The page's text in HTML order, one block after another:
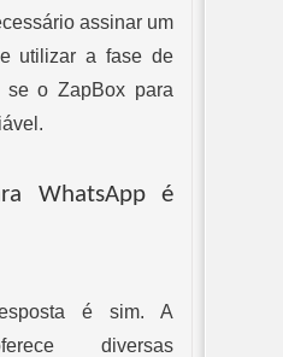
assinar um
utilizar a fase de
se o ZapBox para
WhatsApp é
é sim. A
diversas